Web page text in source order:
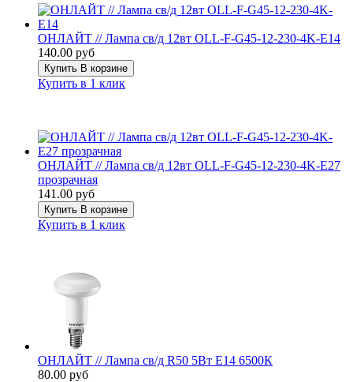
ОНЛАЙТ // Лампа св/д 12вт OLL-F-G45-12-230-4K-E14
140.00 руб
Купить В корзине
Купить в 1 клик
ОНЛАЙТ // Лампа св/д 12вт OLL-F-G45-12-230-4K-E27
прозрачная
141.00 руб
Купить В корзине
Купить в 1 клик
ОНЛАЙТ // Лампа св/д R50 5Вт Е14 6500К
80.00 руб